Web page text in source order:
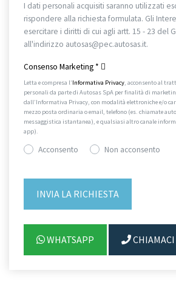
I dati personali acquisiti saranno utilizzati
rispondere alla richiesta formulata. Gli
esercitare i diritti di cui agli artt. 15 - 23 del
all'indirizzo autosas@pec.autosas.it.
Consenso Marketing *
Letta e compresa l’Informativa Privacy, acconsento al
personali da parte di Autosas SpA per finalità di
dall’Informativa Privacy, con modalità elettroniche e/o
mezzo posta ordinaria o email, telefono (es. chiamate
messaggistica istantanea), e qualsiasi altro canale
app).
Acconsento Non acconsento
WHATSAPP